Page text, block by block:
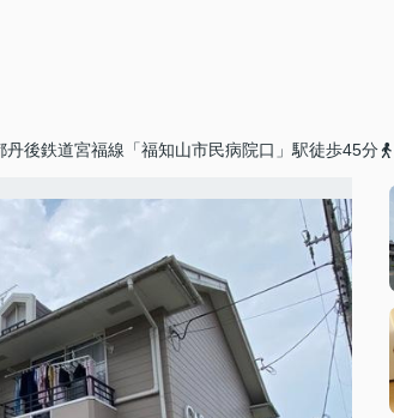
丹後鉄道宮福線「福知山市民病院口」駅徒歩45分